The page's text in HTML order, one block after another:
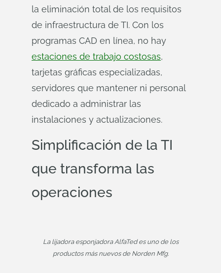
la eliminación total de los requisitos
de infraestructura de TI. Con los
programas CAD en línea, no hay
estaciones de trabajo costosas,
tarjetas gráficas especializadas,
servidores que mantener ni personal
dedicado a administrar las
instalaciones y actualizaciones.
Simplificación de la TI
que transforma las
operaciones
La lijadora esponjadora AlfaTed es uno de los
productos más nuevos de Norden Mfg.